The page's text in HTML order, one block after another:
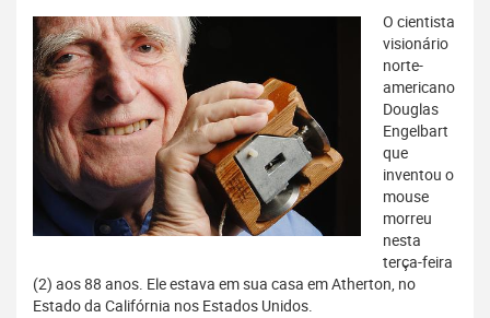
O cientista
visionário
norte-
americano
Douglas
Engelbart
que
inventou o
mouse
morreu
nesta
terça-feira
(2) aos 88 anos. Ele estava em sua casa em Atherton, no
Estado da Califórnia nos Estados Unidos.